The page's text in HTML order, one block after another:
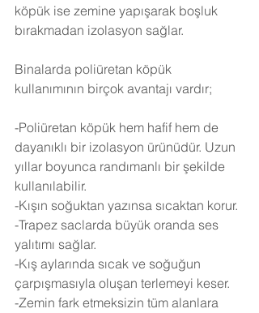
köpük ise zemine yapışarak boşluk
bırakmadan izolasyon sağlar.
Binalarda poliüretan köpük
kullanımının birçok avantajı vardır;
-Poliüretan köpük hem hafif hem de
dayanıklı bir izolasyon ürünüdür. Uzun
yıllar boyunca randımanlı bir şekilde
kullanılabilir.
-Kışın soğuktan yazınsa sıcaktan korur.
-Trapez saclarda büyük oranda ses
yalıtımı sağlar.
-Kış aylarında sıcak ve soğuğun
çarpışmasıyla oluşan terlemeyi keser.
-Zemin fark etmeksizin tüm alanlara